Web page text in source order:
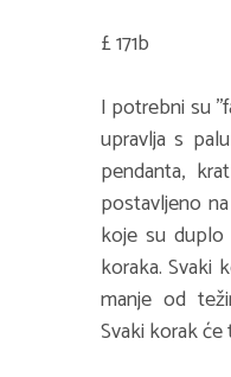
£ 171b
I potrebni su
upravlja s
pendanta,
postavljeno
koje su
koraka. Svaki
manje od
Svaki korak